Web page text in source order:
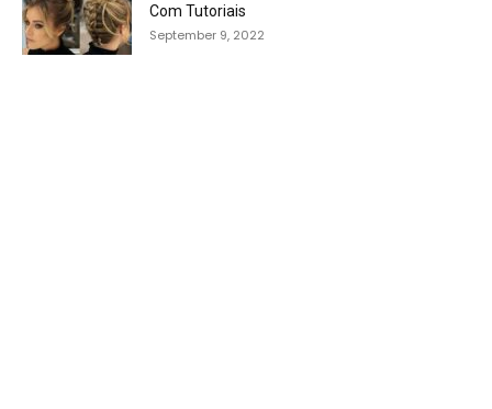
Com Tutoriais
September 9, 2022